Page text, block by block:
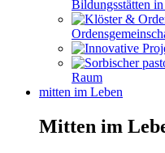
Bildungsstätten
Raum
mitten im Leben
Mitten im